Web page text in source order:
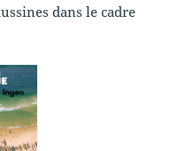
dans le cadre